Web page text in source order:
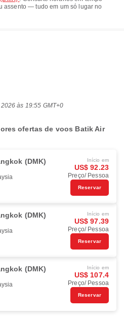
assento — tudo em um só lugar no
às 19:55 GMT+0
ofertas de voos Batik Air
(DMK) Início em
US$ 92.23
Preço/ Pessoa
Reservar
(DMK) Início em
US$ 97.39
Preço/ Pessoa
Reservar
(DMK) Início em
US$ 107.4
Preço/ Pessoa
Reservar